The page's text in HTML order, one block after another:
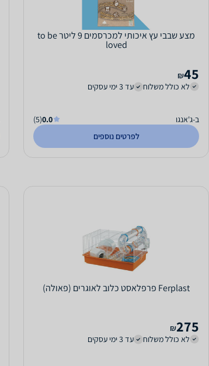
מצע שבבי עץ איכותי למכרסמים 9 ליטר to be
loved
45
₪
לא כולל משלוח
עד 3 ימי עסקים
ב-ג'אנגו 0.0
(5)
לפרטים נוספים
Ferplast פרפלאסט כלוב לאוגרים (פאולה)
275
₪
לא כולל משלוח
עד 3 ימי עסקים